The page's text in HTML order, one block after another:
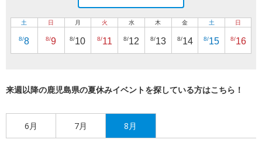
土
8/8
日
8/9
月
8/10
火
8/11
水
8/12
木
8/13
金
8/14
土
8/15
日
8/16
来週以降の鹿児島県の夏休みイベントを探している方はこちら！
6月 7月 8月